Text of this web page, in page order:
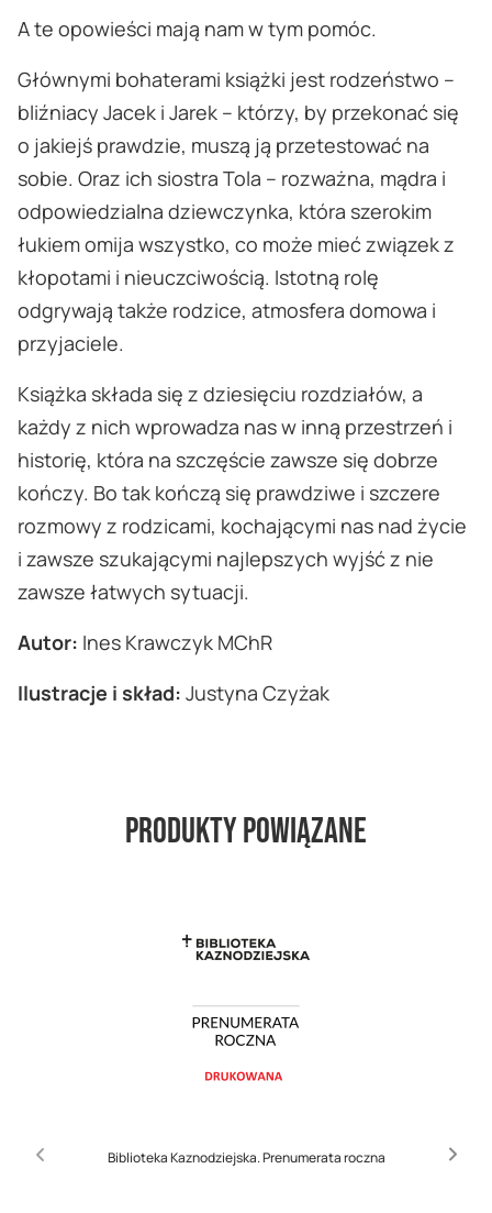
A te opowieści mają nam w tym pomóc.
Głównymi bohaterami książki jest rodzeństwo –
bliźniacy Jacek i Jarek – którzy, by przekonać się
o jakiejś prawdzie, muszą ją przetestować na
sobie. Oraz ich siostra Tola – rozważna, mądra i
odpowiedzialna dziewczynka, która szerokim
łukiem omija wszystko, co może mieć związek z
kłopotami i nieuczciwością. Istotną rolę
odgrywają także rodzice, atmosfera domowa i
przyjaciele.
Książka składa się z dziesięciu rozdziałów, a
każdy z nich wprowadza nas w inną przestrzeń i
historię, która na szczęście zawsze się dobrze
kończy. Bo tak kończą się prawdziwe i szczere
rozmowy z rodzicami, kochającymi nas nad życie
i zawsze szukającymi najlepszych wyjść z nie
zawsze łatwych sytuacji.
Autor: Ines Krawczyk MChR
Ilustracje i skład: Justyna Czyżak
Produkty powiązane
Biblioteka Kaznodziejska. Prenumerata roczna